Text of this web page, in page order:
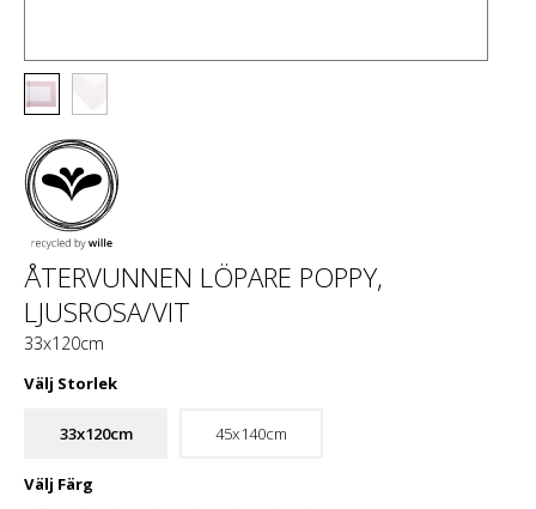
ÅTERVUNNEN LÖPARE POPPY,
LJUSROSA/VIT
33x120cm
Välj Storlek
33x120cm 45x140cm
Välj Färg